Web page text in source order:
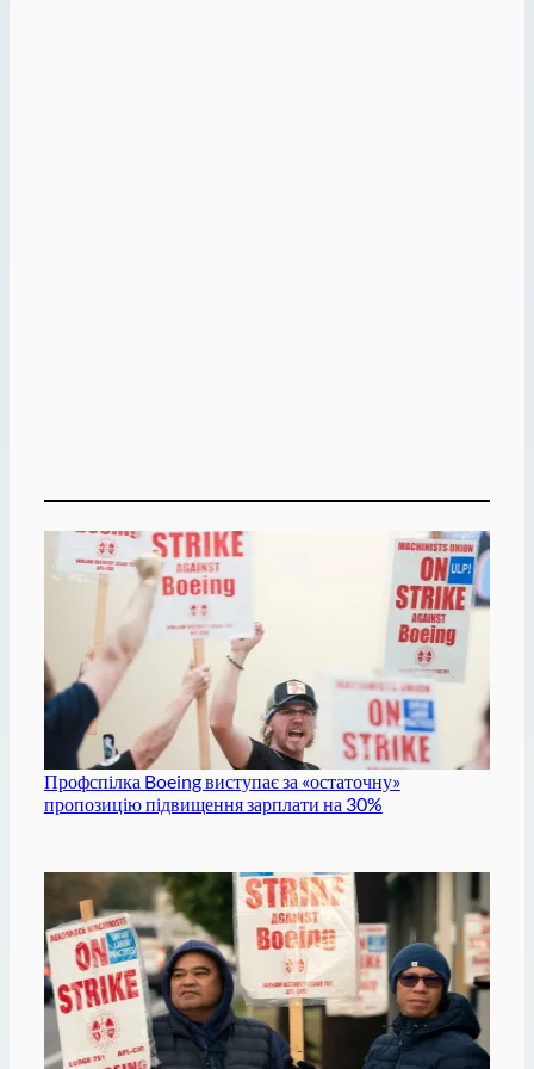
Профспілка Boeing виступає за «остаточну»
пропозицію підвищення зарплати на 30%